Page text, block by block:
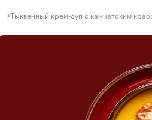
Тыквенный крем-суп с камчатским